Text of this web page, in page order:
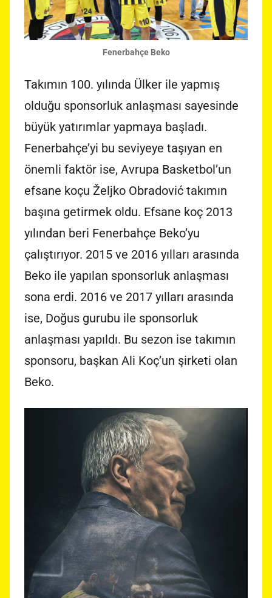
Fenerbahçe Beko
Takımın 100. yılında Ülker ile yapmış
olduğu sponsorluk anlaşması sayesinde
büyük yatırımlar yapmaya başladı.
Fenerbahçe’yi bu seviyeye taşıyan en
önemli faktör ise, Avrupa Basketbol’un
efsane koçu Željko Obradović takımın
başına getirmek oldu. Efsane koç 2013
yılından beri Fenerbahçe Beko’yu
çalıştırıyor. 2015 ve 2016 yılları arasında
Beko ile yapılan sponsorluk anlaşması
sona erdi. 2016 ve 2017 yılları arasında
ise, Doğus gurubu ile sponsorluk
anlaşması yapıldı. Bu sezon ise takımın
sponsoru, başkan Ali Koç’un şirketi olan
Beko.